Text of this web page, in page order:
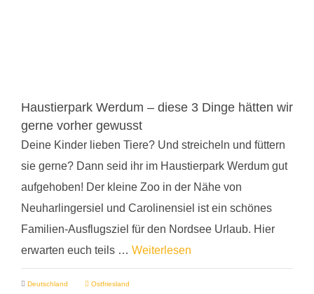
Haustierpark Werdum – diese 3 Dinge hätten wir
gerne vorher gewusst
Deine Kinder lieben Tiere? Und streicheln und füttern
sie gerne? Dann seid ihr im Haustierpark Werdum gut
aufgehoben! Der kleine Zoo in der Nähe von
Neuharlingersiel und Carolinensiel ist ein schönes
Familien-Ausflugsziel für den Nordsee Urlaub. Hier
erwarten euch teils … Weiterlesen
Deutschland Ostfriesland